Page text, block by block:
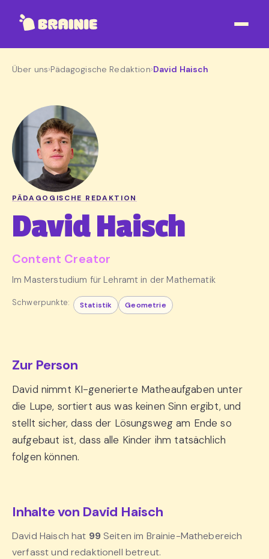
Über uns›Pädagogische Redaktion›David Haisch
PÄDAGOGISCHE REDAKTION
David Haisch
Content Creator
Im Masterstudium für Lehramt in der Mathematik
Schwerpunkte: Statistik Geometrie
Zur Person
David nimmt KI-generierte Matheaufgaben unter
die Lupe, sortiert aus was keinen Sinn ergibt, und
stellt sicher, dass der Lösungsweg am Ende so
aufgebaut ist, dass alle Kinder ihm tatsächlich
folgen können.
Inhalte von David Haisch
David Haisch hat 99Seiten im Brainie-Mathebereich
verfasst und redaktionell betreut.